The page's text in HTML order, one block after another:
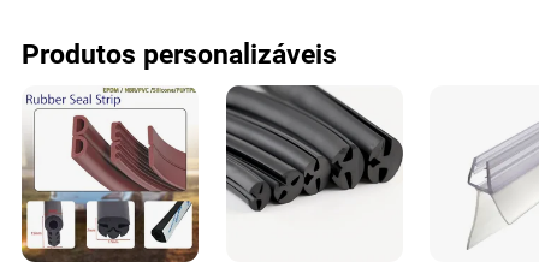
Produtos personalizáveis